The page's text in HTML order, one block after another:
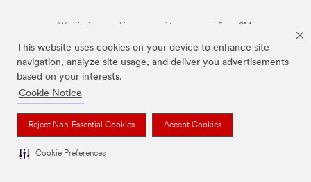
This website uses cookies on your device to enhance site
navigation, analyze site usage, and deliver you advertisements
based on your interests.
Cookie Notice
Reject Non-Essential Cookies Accept Cookies
Cookie Preferences
Wymienione marki są znakami towarowymi firmy 3M.